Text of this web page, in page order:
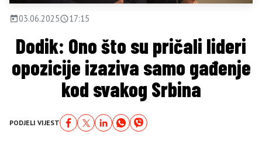
03.06.2025 17:15
Dodik: Ono što su pričali lideri
opozicije izaziva samo gađenje
kod svakog Srbina
PODJELI VIJEST